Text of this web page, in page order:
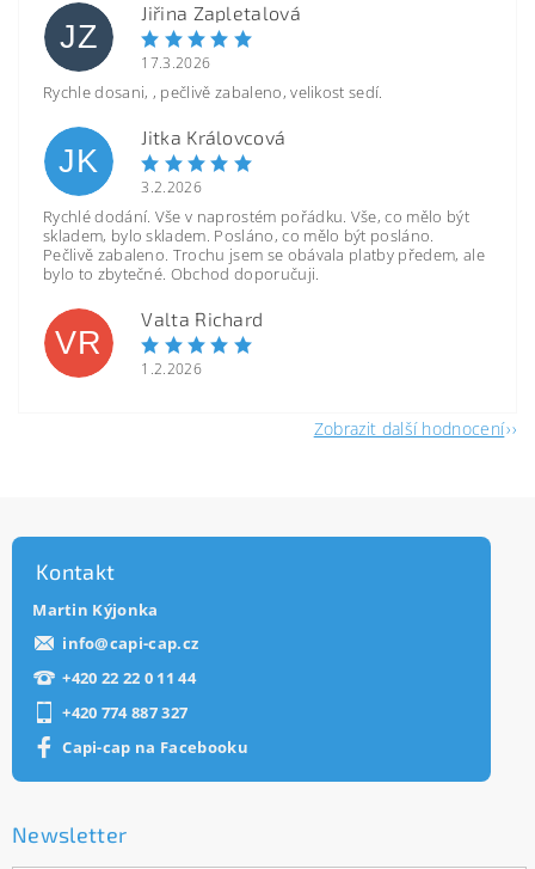
JZ
Jiřina Zapletalová
17.3.2026
Rychle dosani, , pečlivě zabaleno, velikost sedí.
JK
Jitka Královcová
3.2.2026
Rychlé dodání. Vše v naprostém pořádku. Vše, co mělo být
skladem, bylo skladem. Posláno, co mělo být posláno.
Pečlivě zabaleno. Trochu jsem se obávala platby předem, ale
bylo to zbytečné. Obchod doporučuji.
VR
Valta Richard
1.2.2026
Zobrazit další hodnocení
Kontakt
Martin Kýjonka
info@capi-cap.cz
+420 22 22 0 11 44
+420 774 887 327
Capi-cap na Facebooku
Newsletter